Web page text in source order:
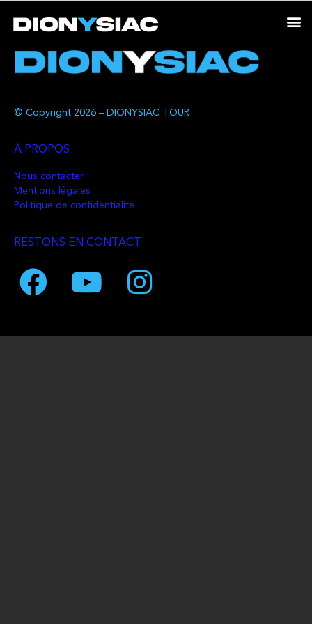
© Copyright 2026 – DIONYSIAC TOUR
À PROPOS
Nous contacter
Mentions légales
Politique de confidentialité
RESTONS EN CONTACT